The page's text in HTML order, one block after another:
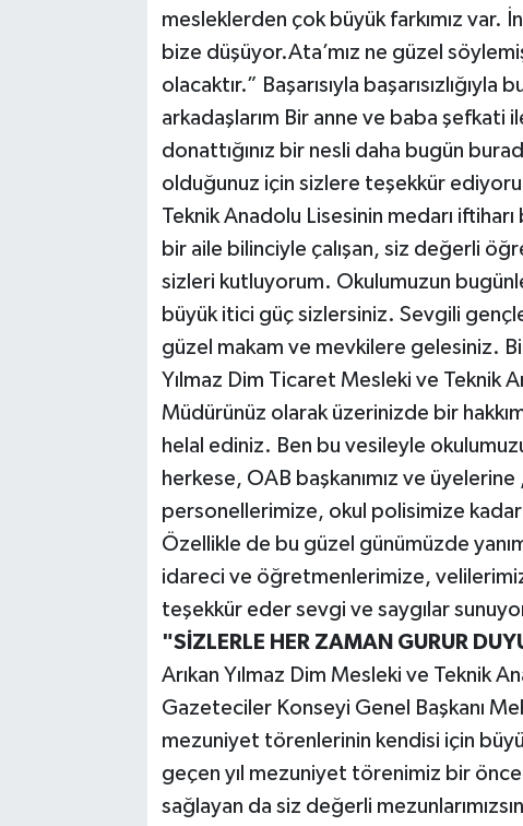
mesleklerden çok büyük farkımız
bize düşüyor.Ata’mız ne güzel
olacaktır.” Başarısıyla
arkadaşlarım Bir anne ve baba şefkati
donattığınız bir nesli daha bugün
olduğunuz için sizlere teşekkür
Teknik Anadolu Lisesinin medarı
bir aile bilinciyle çalışan, siz değerli
sizleri kutluyorum. Okulumuzun
büyük itici güç sizlersiniz. Sevgili
güzel makam ve mevkilere gelesiniz.
Yılmaz Dim Ticaret Mesleki ve Teknik
Müdürünüz olarak üzerinizde bir
helal ediniz. Ben bu vesileyle
herkese, OAB başkanımız ve
personellerimize, okul polisimize
Özellikle de bu güzel günümüzde
idareci ve öğretmenlerimize,
teşekkür eder sevgi ve saygılar
"SİZLERLE HER ZAMAN GURUR
Arıkan Yılmaz Dim Mesleki ve Teknik
Gazeteciler Konseyi Genel Başkanı
mezuniyet törenlerinin kendisi için
geçen yıl mezuniyet törenimiz bir
sağlayan da siz değerli